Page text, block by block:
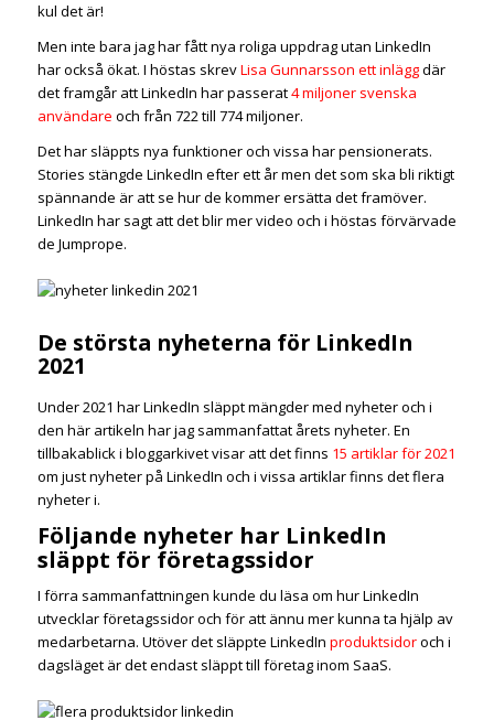
kul det är!
Men inte bara jag har fått nya roliga uppdrag utan LinkedIn
har också ökat. I höstas skrevLisa Gunnarsson ett inläggdär
det framgår att LinkedIn har passerat4 miljoner svenska
användare och från 722 till 774 miljoner.
Det har släppts nya funktioner och vissa har pensionerats.
Stories stängde LinkedIn efter ett år men det som ska bli riktigt
spännande är att se hur de kommer ersätta det framöver.
LinkedIn har sagt att det blir mer video och i höstas förvärvade
de Jumprope.
De största nyheterna för LinkedIn
2021
Under 2021 har LinkedIn släppt mängder med nyheter och i
den här artikeln har jag sammanfattat årets nyheter. En
tillbakablick i bloggarkivet visar att det finns 15 artiklar för 2021
om just nyheter på LinkedIn och i vissa artiklar finns det flera
nyheter i.
Följande nyheter har LinkedIn
släppt för företagssidor
I förra sammanfattningen kunde du läsa om hur LinkedIn
utvecklar företagssidor och för att ännu mer kunna ta hjälp av
medarbetarna. Utöver det släppte LinkedIn produktsidoroch i
dagsläget är det endast släppt till företag inom SaaS.